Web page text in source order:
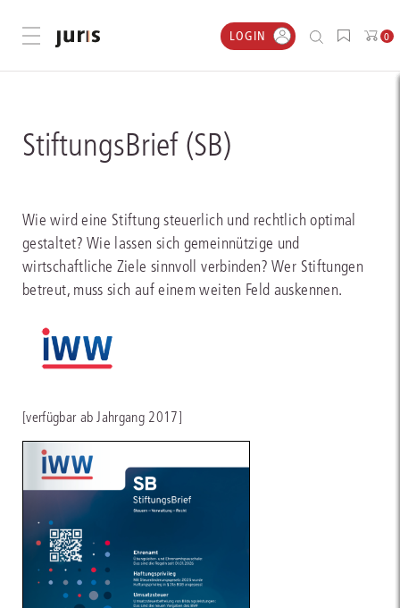
Menü öffnen LOGIN 0
StiftungsBrief (SB)
Wie wird eine Stiftung steuerlich und rechtlich optimal
gestaltet? Wie lassen sich gemeinnützige und
wirtschaftliche Ziele sinnvoll verbinden? Wer Stiftungen
betreut, muss sich auf einem weiten Feld auskennen.
[verfügbar ab Jahrgang 2017]